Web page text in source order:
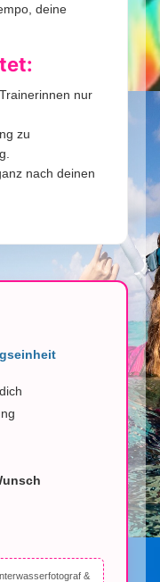
deine
nur
zu
nach deinen
&